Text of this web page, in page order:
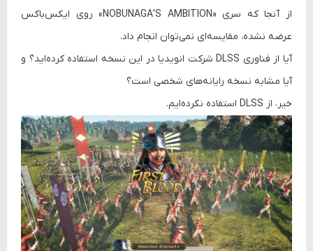
از آنجا که سری «NOBUNAGA’S AMBITION» روی ایکس‌باکس
عرضه نشده، مقایسه‌ای نمی‌توان انجام داد.
آیا از فناوری DLSS شرکت انویدیا در این نسخه استفاده کرده‌اید؟ و
آیا مشابه نسخه رایانه‌های شخصی است؟
خیر، از DLSS استفاده نکرده‌ایم.